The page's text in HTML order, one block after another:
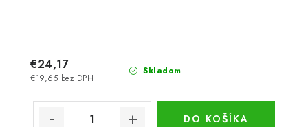
Skladom
€19,65 bez DPH
€24,17
DO KOŠÍKA